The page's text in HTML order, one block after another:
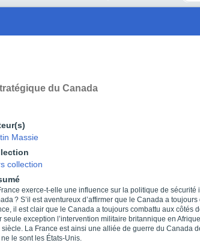
du Canada
Massie
collection
exerce-t-elle une influence sur la politique de sécurité
? S’il est aventureux d’affirmer que le Canada a
il est clair que le Canada a toujours combattu aux côtés
seule exception l’intervention militaire britannique en
siècle. La France est ainsi une alliée de guerre du Canada
le sont les États-Unis.